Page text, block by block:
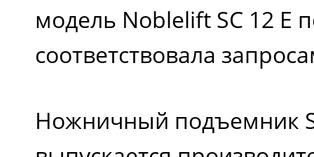
модель Noblelift SC 12 E
соответствовала
Ножничный подъемник